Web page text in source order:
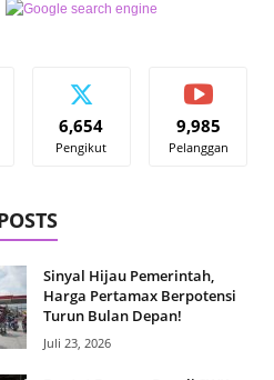
6,654
Pengikut
9,985
Pelanggan
Sinyal Hijau Pemerintah,
Harga Pertamax Berpotensi
Turun Bulan Depan!
Juli 23, 2026